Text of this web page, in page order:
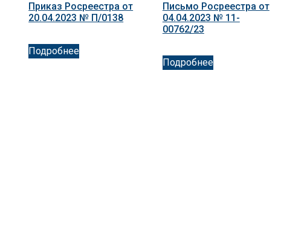
Приказ Росреестра от
20.04.2023 № П/0138
Подробнее
Письмо Росреестра от
04.04.2023 № 11-
00762/23
Подробнее